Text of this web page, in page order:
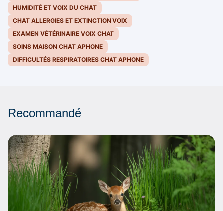
HUMIDITÉ ET VOIX DU CHAT
CHAT ALLERGIES ET EXTINCTION VOIX
EXAMEN VÉTÉRINAIRE VOIX CHAT
SOINS MAISON CHAT APHONE
DIFFICULTÉS RESPIRATOIRES CHAT APHONE
Recommandé